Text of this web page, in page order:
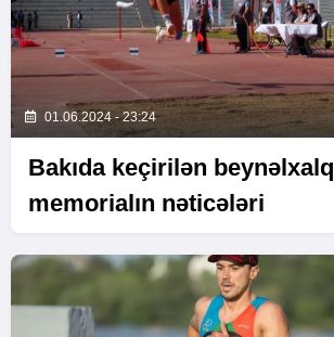
01.06.2024 - 23:24
Bakıda keçirilən beynəlxalq
memorialın nəticələri